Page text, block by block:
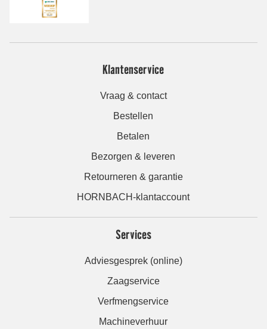
Klantenservice
Vraag & contact
Bestellen
Betalen
Bezorgen & leveren
Retourneren & garantie
HORNBACH-klantaccount
Services
Adviesgesprek (online)
Zaagservice
Verfmengservice
Machineverhuur